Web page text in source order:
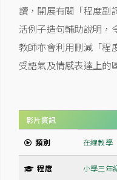
讀，開展有關「程度副
活例子造句輔助說明，
教師亦會利用刪減「程
受語氣及情感表達上的
影片資訊
類別 在線教學
程度 小學三年